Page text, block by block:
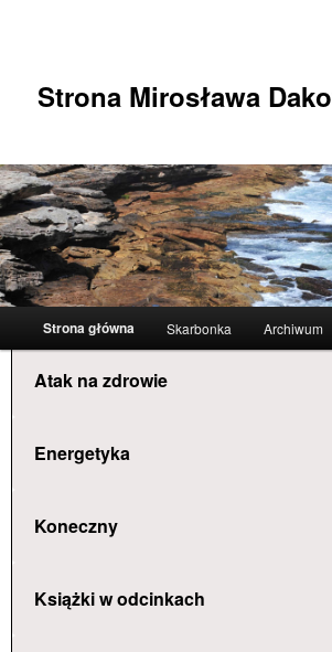
Strona Mirosława
GłówneStrona główna Skarbonka Archiwum
Atak na zdrowie
Energetyka
Koneczny
Książki w odcinkach